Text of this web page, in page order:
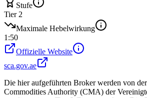
Stufe
Tier 2
Maximale Hebelwirkung
1:50
Offizielle Website
sca.gov.ae
Die hier aufgeführten Broker werden von
Commodities Authority (CMA) der